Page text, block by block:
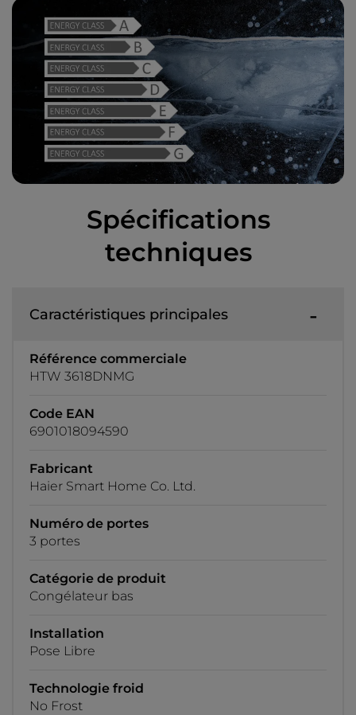
Spécifications
techniques
Caractéristiques principales
Référence commerciale
HTW 3618DNMG
Code EAN
6901018094590
Fabricant
Haier Smart Home Co. Ltd.
Numéro de portes
3 portes
Catégorie de produit
Congélateur bas
Installation
Pose Libre
Technologie froid
No Frost